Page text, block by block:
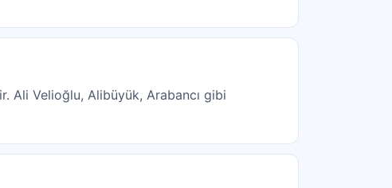
Ali Velioğlu, Alibüyük, Arabancı gibi